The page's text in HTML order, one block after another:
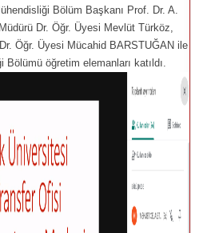
Bölüm Başkanı Prof. Dr. A.
Dr. Öğr. Üyesi Mevlüt Türköz,
Öğr. Üyesi Mücahid BARSTUĞAN ile
öğretim elemanları katıldı.